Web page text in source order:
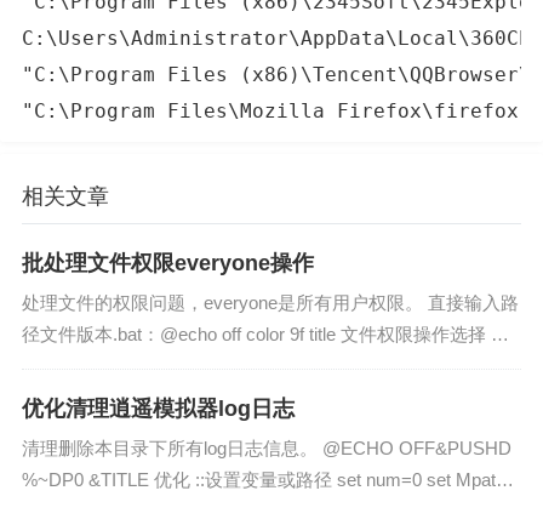
"C:\Program Files
"C:\Program Files\Mozilla
相关文章
批处理文件权限everyone操作
处理文件的权限问题，everyone是所有用户权限。 直接输入路
径文件版本.bat：@echo off color 9f title 文件权限操作选择 mo
de con cols=36 lines=1...
优化清理逍遥模拟器log日志
清理删除本目录下所有log日志信息。 @ECHO OFF&PUSHD
%~DP0 &TITLE 优化 ::设置变量或路径 set num=0 set Mpath